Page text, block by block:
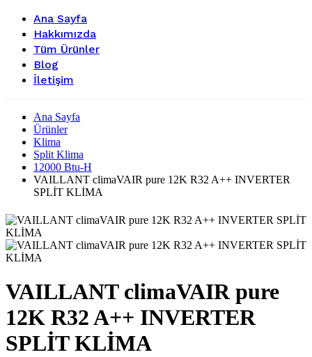
Ana Sayfa
Hakkımızda
Tüm Ürünler
Blog
İletişim
Ana Sayfa
Ürünler
Klima
Split Klima
12000 Btu-H
VAILLANT climaVAIR pure 12K R32 A++ INVERTER
SPLİT KLİMA
VAILLANT climaVAIR pure
12K R32 A++ INVERTER
SPLİT KLİMA